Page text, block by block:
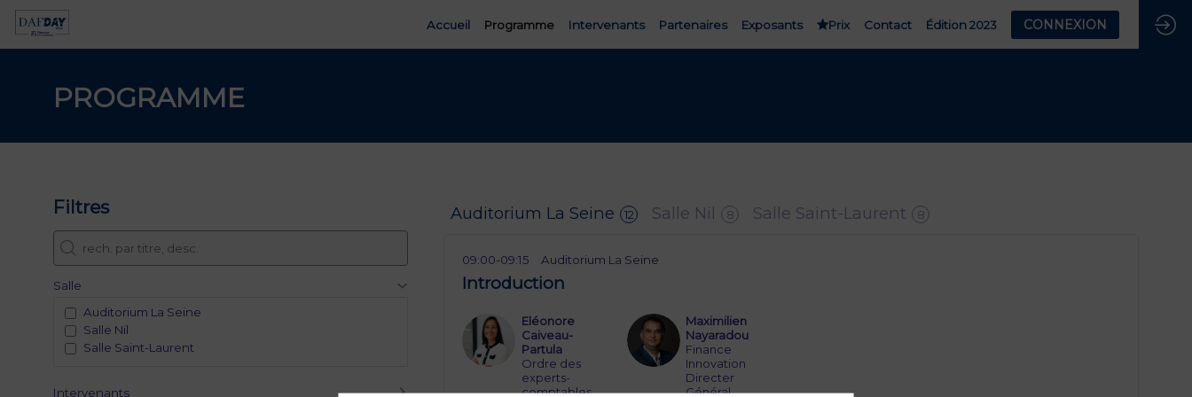
Accueil Programme Intervenants Partenaires Exposants Prix Contact Édition 2023 CONNEXION
PROGRAMME
Filtres
Salle
Auditorium La Seine
Salle Nil
Salle Saint-Laurent
Intervenants
Auditorium La Seine 12 Salle Nil 8 Salle Saint-Laurent 8
09:00-09:15 Auditorium La Seine
Introduction
EC
Eléonore
Caiveau-
Partula
Ordre des
experts-
comptables
MN
Maximilien
Nayaradou
Finance
Innovation
Directer
Général